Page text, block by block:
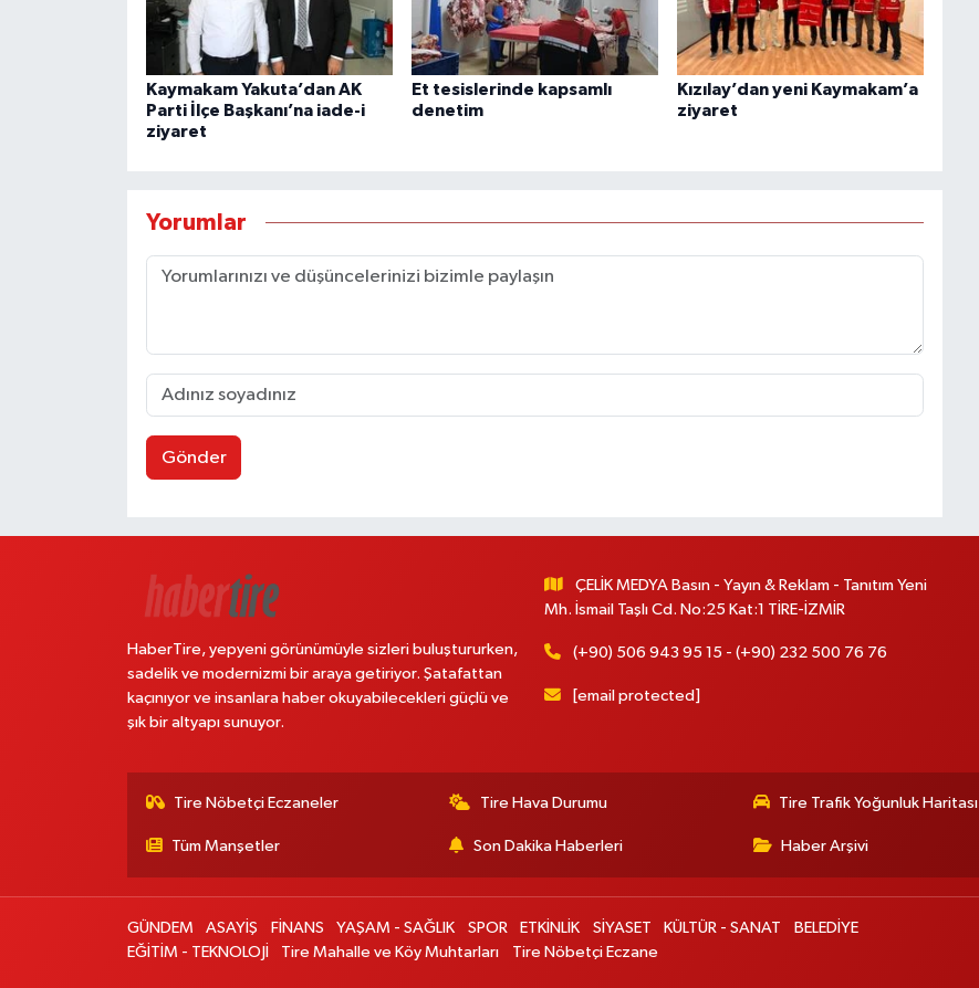
Kaymakam Yakuta’dan AK
Parti İlçe Başkanı’na iade-i
ziyaret
Et tesislerinde kapsamlı
denetim
Kızılay’dan yeni Kaymakam’a
ziyaret
Yorumlar
Gönder
HaberTire, yepyeni görünümüyle sizleri buluştururken,
sadelik ve modernizmi bir araya getiriyor. Şatafattan
kaçınıyor ve insanlara haber okuyabilecekleri güçlü ve
şık bir altyapı sunuyor.
ÇELİK MEDYA Basın - Yayın & Reklam - Tanıtım Yeni
Mh. İsmail Taşlı Cd. No:25 Kat:1 TİRE-İZMİR
(+90) 506 943 95 15 - (+90) 232 500 76 76
[email protected]
Tire Nöbetçi Eczaneler Tire Hava Durumu Tire Trafik Yoğunluk Haritası
Tüm Manşetler Son Dakika Haberleri Haber Arşivi
GÜNDEM ASAYİŞ FİNANS YAŞAM - SAĞLIK SPOR ETKİNLİK SİYASET KÜLTÜR - SANAT
BELEDİYE
EĞİTİM - TEKNOLOJİ
Tire Mahalle ve Köy Muhtarları Tire Nöbetçi Eczane